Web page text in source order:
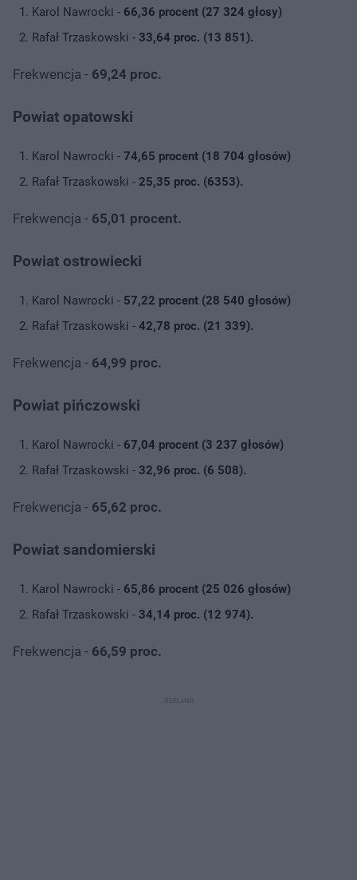
Karol Nawrocki - 66,36 procent (27 324 głosy)
Rafał Trzaskowski - 33,64 proc. (13 851).
Frekwencja - 69,24 proc.
Powiat opatowski
Karol Nawrocki - 74,65 procent (18 704 głosów)
Rafał Trzaskowski - 25,35 proc. (6353).
Frekwencja - 65,01 procent.
Powiat ostrowiecki
Karol Nawrocki - 57,22 procent (28 540 głosów)
Rafał Trzaskowski - 42,78 proc. (21 339).
Frekwencja - 64,99 proc.
Powiat pińczowski
Karol Nawrocki - 67,04 procent (3 237 głosów)
Rafał Trzaskowski - 32,96 proc. (6 508).
Frekwencja - 65,62 proc.
Powiat sandomierski
Karol Nawrocki - 65,86 procent (25 026 głosów)
Rafał Trzaskowski - 34,14 proc. (12 974).
Frekwencja - 66,59 proc.